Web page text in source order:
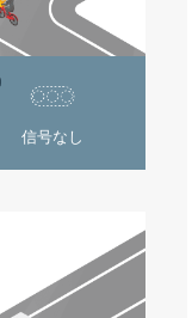
信号なし